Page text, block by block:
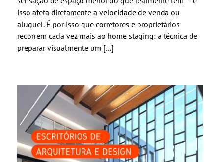
isso afeta diretamente a velocidade de venda ou
aluguel. É por isso que corretores e proprietários
recorrem cada vez mais ao home staging: a técnica de
preparar visualmente um […]